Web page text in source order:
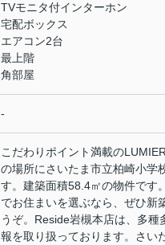
TVモニタ付インターホン
宅配ボックス
エアコン2台
最上階
角部屋
-
こだわりポイント満載の
の場所にさいたま市立柏崎小学
す。建築面積58.4㎡の物件です
でお住まいを選ぶなら、ぜひ新
うぞ。Reside岩槻本店は、多種
報を取り扱っております。さい